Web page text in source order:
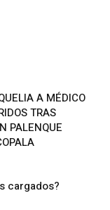
A MÉDICO
TRAS
PALENQUE
cargados?